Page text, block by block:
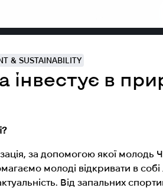
& SUSTAINABILITY
інвестує в
за допомогою якої молодь
молоді відкривати в собі
Від запальних